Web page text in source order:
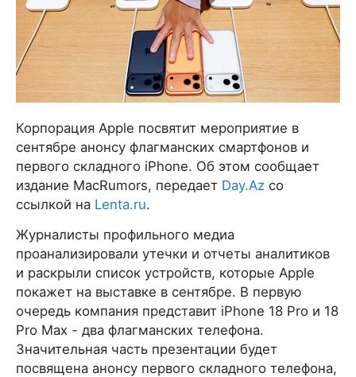
Корпорация Apple посвятит мероприятие в
сентябре анонсу флагманских смартфонов и
первого складного iPhone. Об этом сообщает
издание MacRumors, передает Day.Az со
ссылкой на Lenta.ru.
Журналисты профильного медиа
проанализировали утечки и отчеты аналитиков
и раскрыли список устройств, которые Apple
покажет на выставке в сентябре. В первую
очередь компания представит iPhone 18 Pro и 18
Pro Max - два флагманских телефона.
Значительная часть презентации будет
посвящена анонсу первого складного телефона,